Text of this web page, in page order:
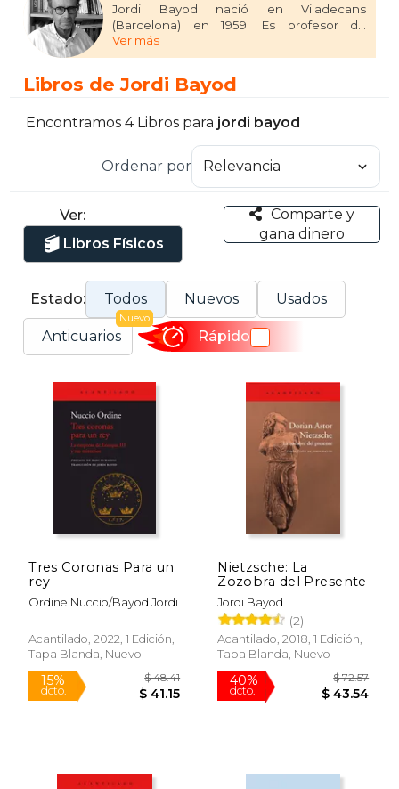
Jordi Bayod nació en Viladecans
(Barcelona) en 1959. Es profesor de
Filosofía y ha traducido, entre otras obras,
una selección de artículos del Diccionario
tesis doctoral sobre el pensamiento de
Ver más
Libros de Jordi Bayod
Encontramos 4 Libros para jordi bayod
Ordenar por
Ver:
Libros Físicos
Comparte y
gana dinero
Estado: Todos Nuevos Usados
Anticuarios
Nuevo
Rápido
Tres Coronas Para un
rey
Ordine Nuccio/Bayod Jordi
Acantilado, 2022, 1 Edición,
Tapa Blanda, Nuevo
Nietzsche: La
Zozobra del Presente
Jordi Bayod
(2)
Acantilado, 2018, 1 Edición,
Tapa Blanda, Nuevo